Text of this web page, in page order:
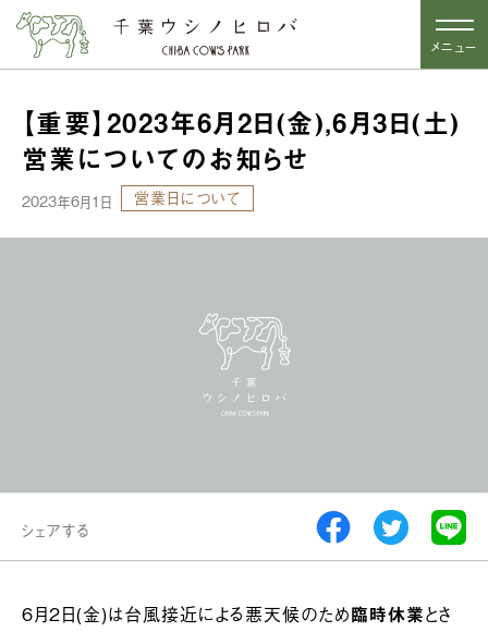
メニュー
【重要】2023年6月2日(金),6月3日(土)
営業についてのお知らせ
2023年6月1日 営業日について
シェアする
6月2日(金)は台風接近による悪天候のため臨時休業とさ